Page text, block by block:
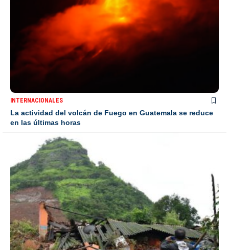
INTERNACIONALES
La actividad del volcán de Fuego en Guatemala se reduce
en las últimas horas